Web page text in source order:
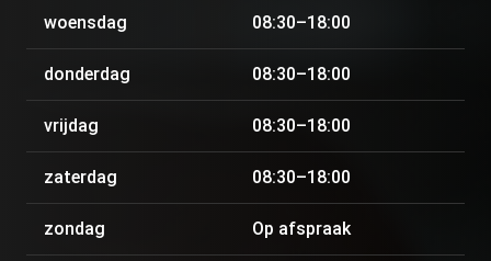
woensdag 08:30–18:00
donderdag 08:30–18:00
vrijdag 08:30–18:00
zaterdag 08:30–18:00
zondag Op afspraak